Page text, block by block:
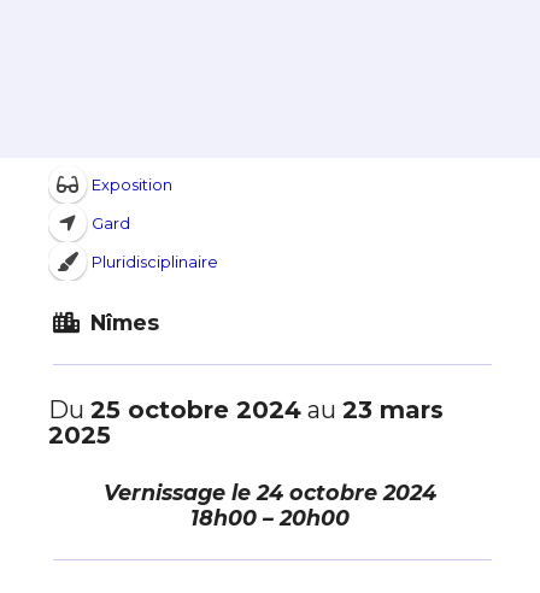
Exposition
Gard
Pluridisciplinaire
Nîmes
Du 25 octobre 2024 au 23 mars
2025
Vernissage le24 octobre 2024
18h00 – 20h00